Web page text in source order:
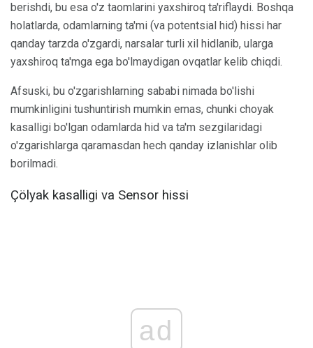
berishdi, bu esa o'z taomlarini yaxshiroq ta'riflaydi. Boshqa
holatlarda, odamlarning ta'mi (va potentsial hid) hissi har
qanday tarzda o'zgardi, narsalar turli xil hidlanib, ularga
yaxshiroq ta'mga ega bo'lmaydigan ovqatlar kelib chiqdi.
Afsuski, bu o'zgarishlarning sababi nimada bo'lishi
mumkinligini tushuntirish mumkin emas, chunki choyak
kasalligi bo'lgan odamlarda hid va ta'm sezgilaridagi
o'zgarishlarga qaramasdan hech qanday izlanishlar olib
borilmadi.
Çölyak kasalligi va Sensor hissi
ad